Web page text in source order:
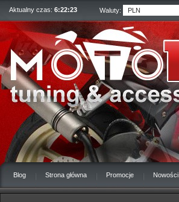
Aktualny czas: 6:22:24 Waluty:
Blog Strona główna Promocje Nowości